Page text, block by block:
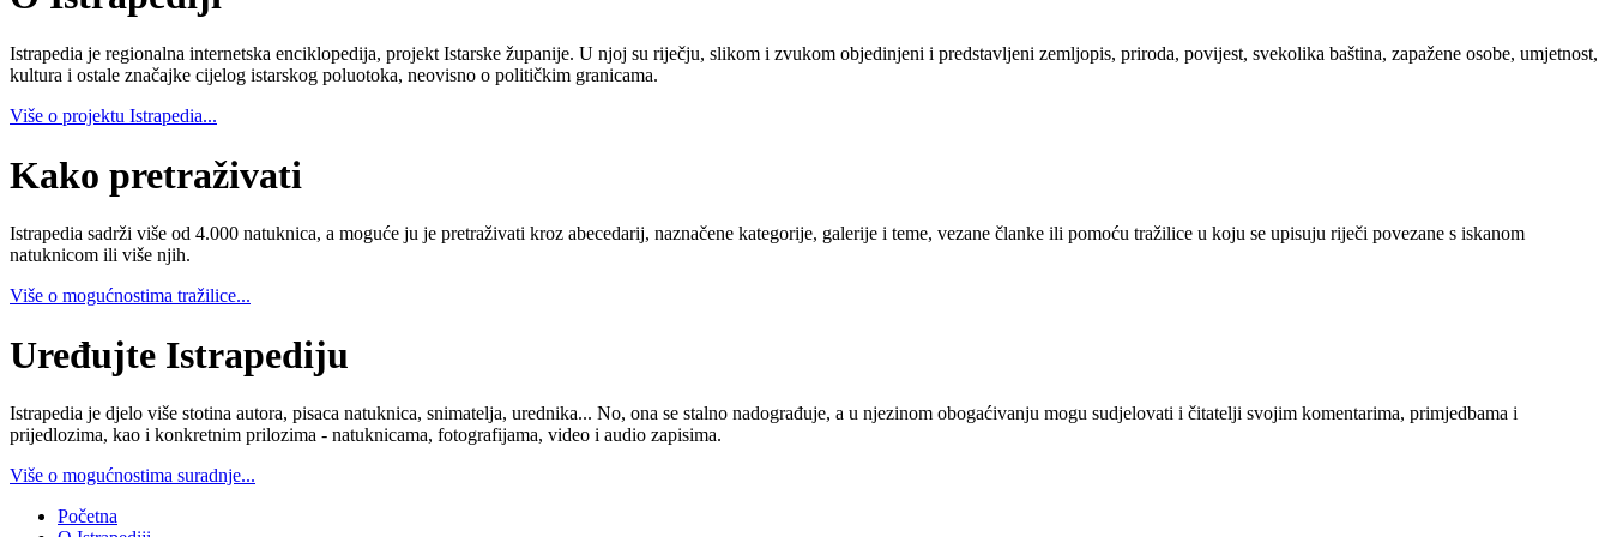
Istrapedia je regionalna internetska enciklopedija, projekt Istarske županije. U njoj su riječju, slikom i zvukom objedinjeni i predstavljeni zemljopis, priroda, povijest, svekolika baština, zapažene osobe, umjetnost,
kultura i ostale značajke cijelog istarskog poluotoka, neovisno o političkim granicama.
Više o projektu Istrapedia...
Kako pretraživati
Istrapedia sadrži više od 4.000 natuknica, a moguće ju je pretraživati kroz abecedarij, naznačene kategorije, galerije i teme, vezane članke ili pomoću tražilice u koju se upisuju riječi povezane s iskanom
natuknicom ili više njih.
Više o mogućnostima tražilice...
Uređujte Istrapediju
Istrapedia je djelo više stotina autora, pisaca natuknica, snimatelja, urednika... No, ona se stalno nadograđuje, a u njezinom obogaćivanju mogu sudjelovati i čitatelji svojim komentarima, primjedbama i
prijedlozima, kao i konkretnim prilozima - natuknicama, fotografijama, video i audio zapisima.
Više o mogućnostima suradnje...
Početna